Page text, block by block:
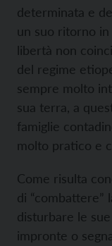
determinata e
un suo ritorno in
libertà non
del regime
sempre molto
sua terra, a
famiglie
molto pratico e
Come risulta
di “combattere”
disturbare le
impronte o